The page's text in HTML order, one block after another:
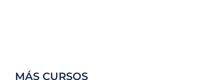
MÁS CURSOS